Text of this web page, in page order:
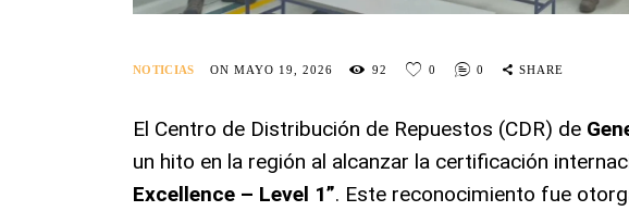
NOTICIAS ON MAYO 19, 2026 92 0 0 SHARE
El Centro de Distribución de Repuestos (CDR) de
un hito en la región al alcanzar la certificación
Excellence – Level 1”. Este reconocimiento fue